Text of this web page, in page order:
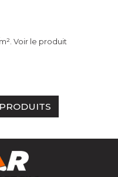
Voir le produit